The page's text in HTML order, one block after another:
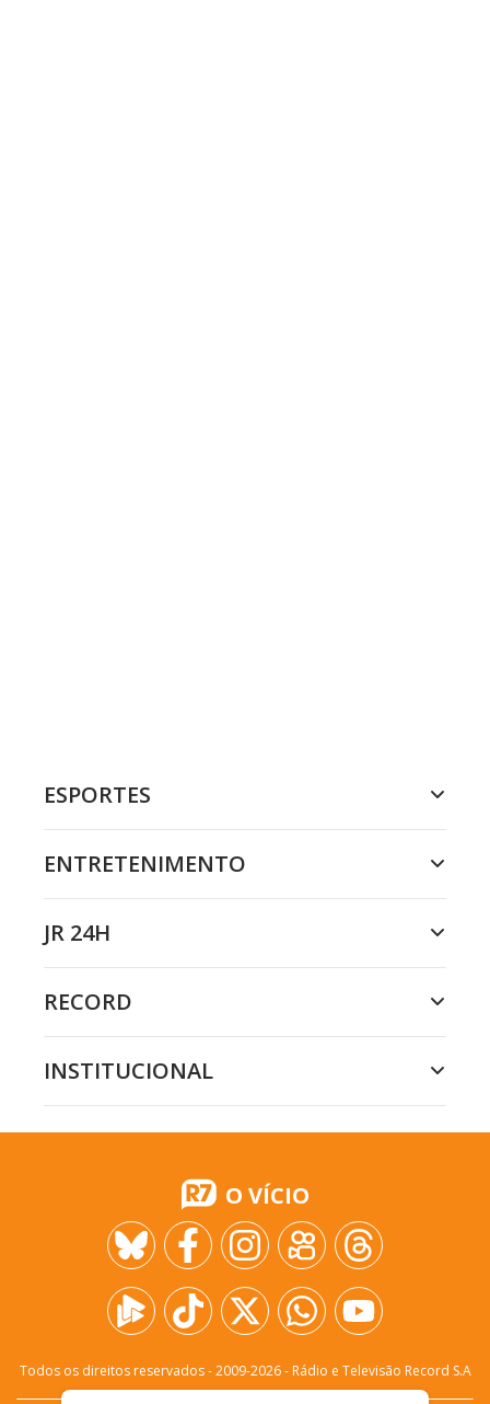
ESPORTES
ENTRETENIMENTO
JR 24H
RECORD
INSTITUCIONAL
O VÍCIO
Todos os direitos reservados - 2009-2026- Rádio e Televisão Record S.A